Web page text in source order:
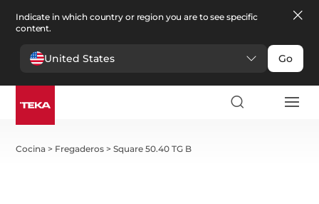
Indicate in which country or region you are to see specific
content.
United States Go
Cocina > Fregaderos >Square 50.40 TG B